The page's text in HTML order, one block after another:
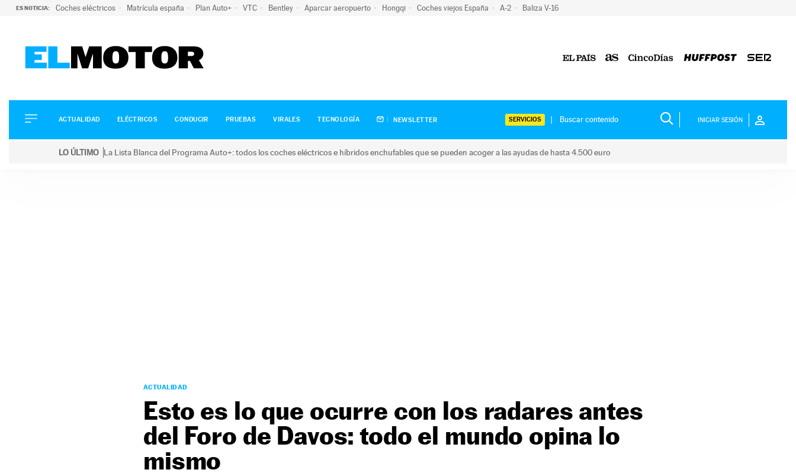
ES NOTICIA: Coches eléctricos Matrícula españa Plan Auto+ VTC Bentley Aparcar aeropuerto Hongqi Coches viejos España A-2 Baliza V-16
ELÉCTRICOS
CONDUCIR
ACTUALIDAD ELÉCTRICOS CONDUCIR PRUEBAS VIRALES TECNOLOGÍA NEWSLETTER SERVICIOS INICIAR SESIÓN
LO ÚLTIMO La Lista Blanca del Programa Auto+: todos los coches eléctricos e híbridos enchufables que se pueden acoger a las ayudas de hasta 4.500 euro
ACTUALIDAD
Esto es lo que ocurre con los radares antes
del Foro de Davos: todo el mundo opina lo
mismo